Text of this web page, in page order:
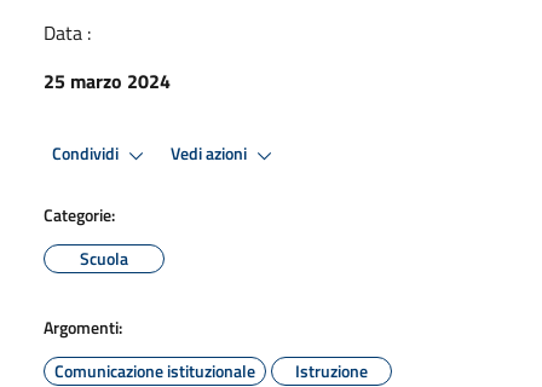
Data :
25 marzo 2024
Condividi Vedi azioni
Categorie:
Scuola
Argomenti:
Comunicazione istituzionale
Istruzione